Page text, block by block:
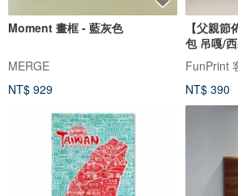
Moment 畫框 - 藍灰色
MERGE
NT$ 929
【父親
包 吊嘎
FunPrint
NT$ 390